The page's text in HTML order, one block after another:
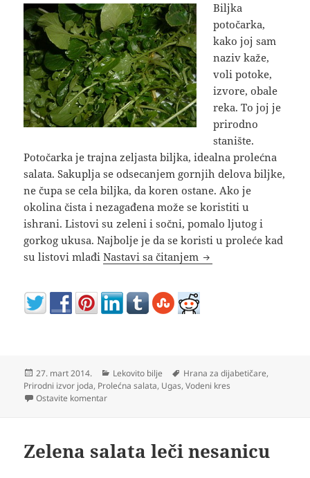
Biljka
potočarka,
kako joj sam
naziv kaže,
voli potoke,
izvore, obale
reka. To joj je
prirodno
stanište.
Potočarka je trajna zeljasta biljka, idealna prolećna
salata. Sakuplja se odsecanjem gornjih delova biljke,
ne čupa se cela biljka, da koren ostane. Ako je
okolina čista i nezagađena može se koristiti u
ishrani. Listovi su zeleni i sočni, pomalo ljutog i
gorkog ukusa. Najbolje je da se koristi u proleće kad
su listovi mlađiNastavi sa čitanjem Potočarka prolećna
Objavljeno
27. mart 2014. Kategorije
Lekovito bilje Oznake
Hrana za dijabetičare,
Prirodni izvor joda, Prolećna salata, Ugas,Vodeni kres
Ostavite komentarna Potočarka prolećna salata iz potoka
Zelena salata leči nesanicu